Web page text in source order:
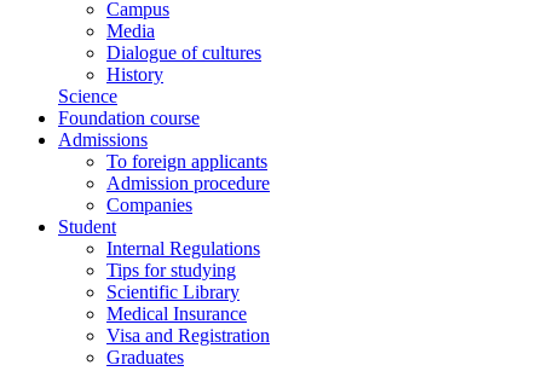
Campus
Media
Dialogue of cultures
History
Science
Foundation course
Admissions
To foreign applicants
Admission procedure
Companies
Student
Internal Regulations
Tips for studying
Scientific Library
Medical Insurance
Visa and Registration
Graduates